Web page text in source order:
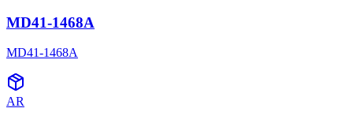
MD41-1468A
MD41-1468A
AR